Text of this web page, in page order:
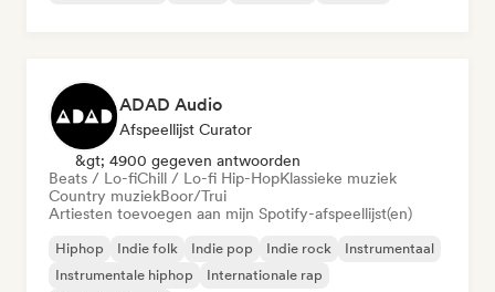
ADAD Audio
Afspeellijst Curator
&gt; 4900 gegeven antwoorden
Beats / Lo-fiChill / Lo-fi Hip-HopKlassieke muziek
Country muziekBoor/Trui
Artiesten toevoegen aan mijn Spotify-afspeellijst(en)
Hiphop Indie folk Indie pop Indie rock
Instrumentaal
Instrumentale hiphop
Internationale rap